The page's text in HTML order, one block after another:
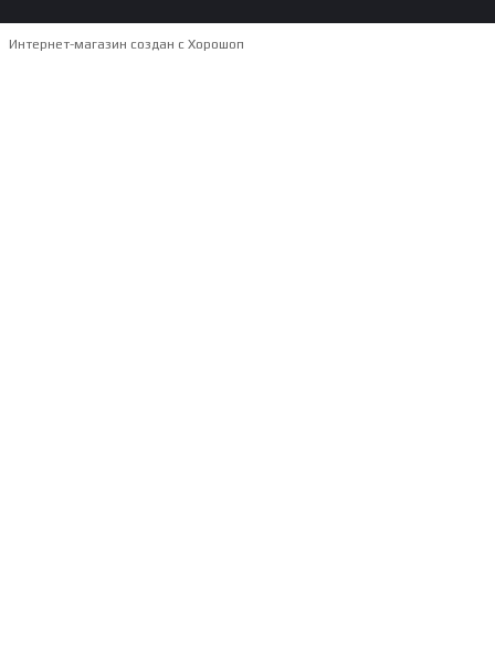
Интернет-магазин создан с Хорошоп